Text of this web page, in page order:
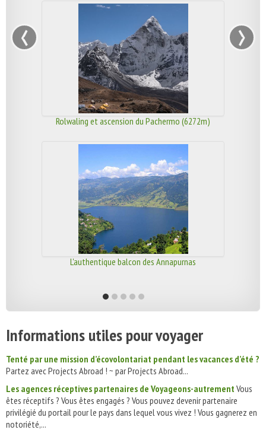
Rolwaling et ascension du Pachermo (6272m)
L'authentique balcon des Annapurnas
‹ ›
Informations utiles pour voyager
Tenté par une mission d’écovolontariat pendant les vacances d’été ?
Partez avec Projects Abroad ! ~ par Projects Abroad...
Les agences réceptives partenaires de Voyageons-autrement Vous
êtes réceptifs ? Vous êtes engagés ? Vous pouvez devenir partenaire
privilégié du portail pour le pays dans lequel vous vivez ! Vous gagnerez en
notoriété,...